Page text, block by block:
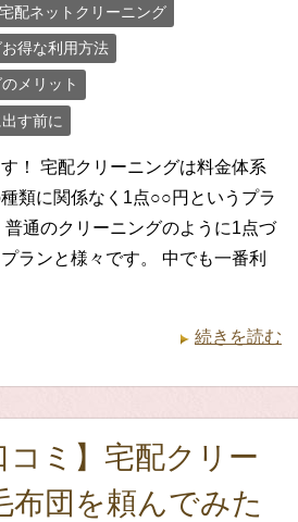
宅配ネットクリーニング
得な利用方法
メリット
す前に
！ 宅配クリーニングは料金体系
類に関係なく1点○○円というプラ
通のクリーニングのように1点づ
ランと様々です。 中でも一番利
続きを読む
コミ】宅配クリー
布団を頼んでみた